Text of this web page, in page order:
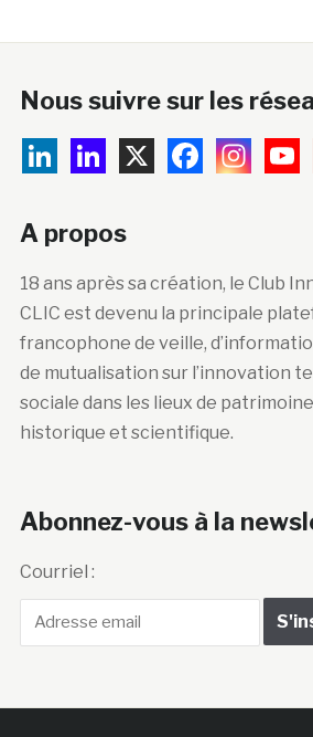
Nous suivre sur les
A propos
18 ans après sa création, le Club
CLIC est devenu la principale
francophone de veille,
de mutualisation sur l’innovation
sociale dans les lieux de
historique et scientifique.
Abonnez-vous à la
Courriel :